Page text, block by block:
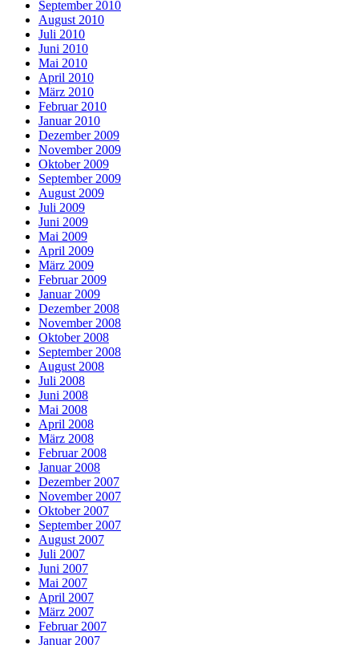
September 2010
August 2010
Juli 2010
Juni 2010
Mai 2010
April 2010
März 2010
Februar 2010
Januar 2010
Dezember 2009
November 2009
Oktober 2009
September 2009
August 2009
Juli 2009
Juni 2009
Mai 2009
April 2009
März 2009
Februar 2009
Januar 2009
Dezember 2008
November 2008
Oktober 2008
September 2008
August 2008
Juli 2008
Juni 2008
Mai 2008
April 2008
März 2008
Februar 2008
Januar 2008
Dezember 2007
November 2007
Oktober 2007
September 2007
August 2007
Juli 2007
Juni 2007
Mai 2007
April 2007
März 2007
Februar 2007
Januar 2007